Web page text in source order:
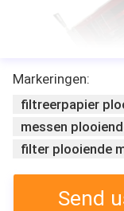
Markeringen:
filtreerpapier
messen
filter plooiende
Send